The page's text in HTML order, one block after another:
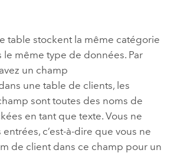
table stockent la même catégorie
même type de données. Par
un champ
une table de clients, les
sont toutes des noms de
en tant que texte. Vous ne
c’est-à-dire que vous ne
de client dans ce champ pour un